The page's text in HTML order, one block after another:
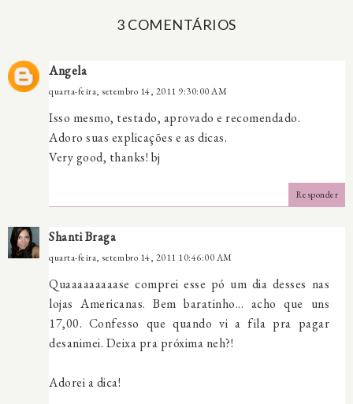
3 COMENTÁRIOS
Angela
quarta-feira, setembro 14, 2011 9:30:00 AM
Isso mesmo, testado, aprovado e recomendado.
Adoro suas explicações e as dicas.
Very good, thanks! bj
Responder
Shanti Braga
quarta-feira, setembro 14, 2011 10:46:00 AM
Quaaaaaaaaase comprei esse pó um dia desses nas
lojas Americanas. Bem baratinho... acho que uns
17,00. Confesso que quando vi a fila pra pagar
desanimei. Deixa pra próxima neh?!
Adorei a dica!